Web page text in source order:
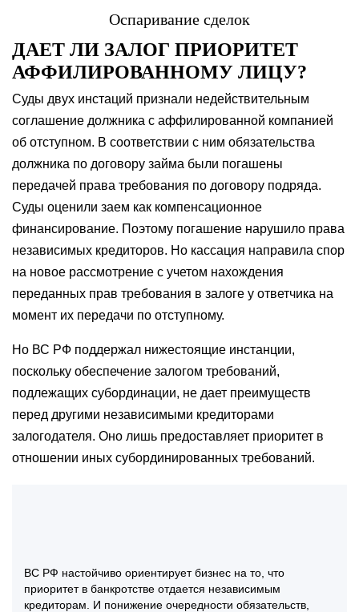
Оспаривание сделок
ДАЕТ ЛИ ЗАЛОГ ПРИОРИТЕТ
АФФИЛИРОВАННОМУ ЛИЦУ?
Суды двух инстаций признали недействительным
соглашение должника с аффилированной компанией
об отступном. В соответствии с ним обязательства
должника по договору займа были погашены
передачей права требования по договору подряда.
Суды оценили заем как компенсационное
финансирование. Поэтому погашение нарушило права
независимых кредиторов. Но кассация направила спор
на новое рассмотрение с учетом нахождения
переданных прав требования в залоге у ответчика на
момент их передачи по отступному.
Но ВС РФ поддержал нижестоящие инстанции,
поскольку обеспечение залогом требований,
подлежащих субординации, не дает преимуществ
перед другими независимыми кредиторами
залогодателя. Оно лишь предоставляет приоритет в
отношении иных субординированных требований.
ВС РФ настойчиво ориентирует бизнес на то, что
приоритет в банкротстве отдается независимым
кредиторам. И понижение очередности обязательств,